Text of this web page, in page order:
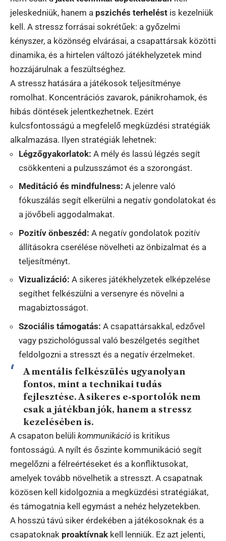
jeleskedniük, hanem a pszichés terhelést is kezelniük
kell. A stressz forrásai sokrétűek: a győzelmi
kényszer, a közönség elvárásai, a csapattársak közötti
dinamika, és a hirtelen változó játékhelyzetek mind
hozzájárulnak a feszültséghez.
A stressz hatására a játékosok teljesítménye
romolhat. Koncentrációs zavarok, pánikrohamok, és
hibás döntések jelentkezhetnek. Ezért
kulcsfontosságú a megfelelő megküzdési stratégiák
alkalmazása. Ilyen stratégiák lehetnek:
Légzőgyakorlatok: A mély és lassú légzés segít
csökkenteni a pulzusszámot és a szorongást.
Meditáció és mindfulness: A jelenre való
fókuszálás segít elkerülni a negatív gondolatokat és
a jövőbeli aggodalmakat.
Pozitív önbeszéd: A negatív gondolatok pozitív
állításokra cserélése növelheti az önbizalmat és a
teljesítményt.
Vizualizáció: A sikeres játékhelyzetek elképzelése
segíthet felkészülni a versenyre és növelni a
magabiztosságot.
Szociális támogatás: A csapattársakkal, edzővel
vagy pszichológussal való beszélgetés segíthet
feldolgozni a stresszt és a negatív érzelmeket.
A mentális felkészülés ugyanolyan
fontos, mint a technikai tudás
fejlesztése. A sikeres e-sportolók nem
csak a játékban jók, hanem a stressz
kezelésében is.
A csapaton belüli kommunikáció is kritikus
fontosságú. A nyílt és őszinte kommunikáció segít
megelőzni a félreértéseket és a konfliktusokat,
amelyek tovább növelhetik a stresszt. A csapatnak
közösen kell kidolgoznia a megküzdési stratégiákat,
és támogatnia kell egymást a nehéz helyzetekben.
A hosszú távú siker érdekében a játékosoknak és a
csapatoknak proaktívnak kell lenniük. Ez azt jelenti,